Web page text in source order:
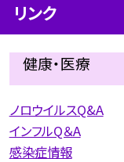
リンク
健康・医療
ノロウイルスQ&A
インフルQ＆A
感染症情報